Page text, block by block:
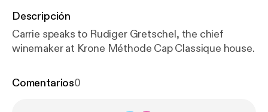
Descripción
Carrie speaks to Rudiger Gretschel, the chief
winemaker at Krone Méthode Cap Classique house.
Comentarios0